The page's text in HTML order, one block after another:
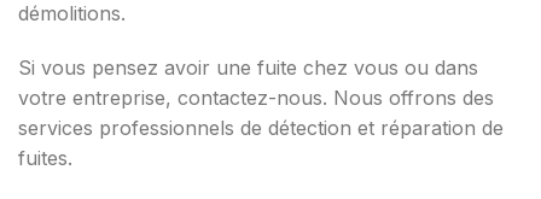
démolitions.
Si vous pensez avoir une fuite chez vous ou dans
votre entreprise, contactez-nous. Nous offrons des
services professionnels de détection et réparation de
fuites.